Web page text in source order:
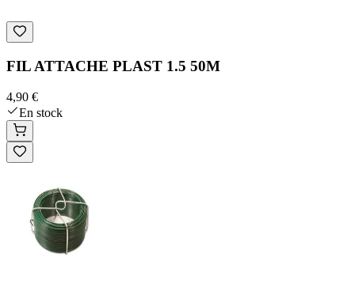
FIL ATTACHE PLAST 1.5 50M
4,90 €
En stock